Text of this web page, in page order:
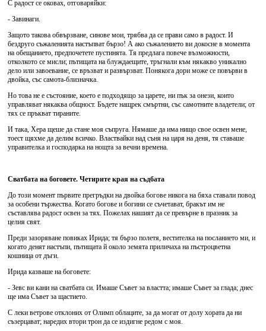
С радост се оковах, отговаряйки:
- Завинаги.
Защото такова обвързване, синове мои, трябва да се прави само в радост. И
бездруго съжаленията настъпват бързо! А ако съжалението ви докосне в момента
на обещанието, предпочетете пустинята. Тя предлага повече възможности,
отколкото се мисли; пътищата на блуждаещите, тръгнали към някакво уникално
дело или завоевание, се връзват и развързват. Понякога дори може се повърви в
двойка, със самота-близначка.
Но това не е състояние, което е подходящо за царете, ни пък за онези, които
управляват някаква общност. Бъдете нащрек смъртни, със самотните владетели; от
тях се пръкват тираните.
И така, Хера щеше да стане моя съпруга. Нямаше да има нищо свое освен мене,
тоест щяхме да делим всичко. Властвайки над съня на царя на деня, тя ставаше
управителка и господарка на нощта за вечни времена.
Сватбата на боговете. Четирите края на съдбата
До този момент първите прегръдки на двойка богове никога на бяха ставали повод
за особени тържества. Когато богове и богини се съчетават, бракът им не
съставлява радост освен за тях. Пожелах нашият да се превърне в празник за
целия свят.
Преди зазоряване повиках Ирида; тя бързо полетя, вестителка на посланието ми, и
когато денят настъпи, пътищата й около земята приличаха на пъстроцветна
кошница от дъги.
Ирида казваше на боговете:
- Зевс ви кани на сватбата си. Имаше Съвет за властта; имаше Съвет за глада; днес
ще има Съвет за щастието.
С леки ветрове отклоних от Олимп облаците, за да могат от долу хората да ни
съзерцават; наредих втори трон да се издигне редом с моя.